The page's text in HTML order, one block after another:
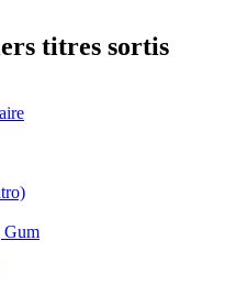
titres sortis
Gum